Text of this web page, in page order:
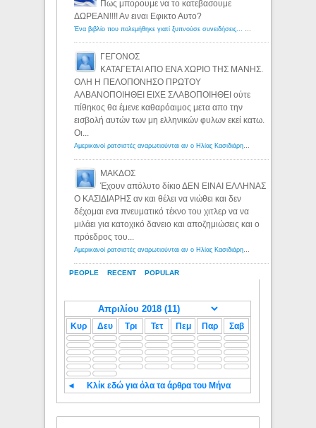
PEOPLE RECENT POPULAR
Πως μπορουμε να το κατεβασουμε
ΔΩΡΕΑΝ!!!! Αν ειναι Εφικτο Αυτο?
Ένα βιβλίο που πολεμήθηκε γιατί ξυπνούσε συνειδήσεις... - Λόγιος Ερμής | Η γνώση ξεκινάει με την αναζήτηση...
ΓΕΓΟΝΟΣ
ΚΑΤΑΓΕΤΑΙ ΑΠΟ ΕΝΑ ΧΩΡΙΟ ΤΗΣ ΜΑΝΗΣ.
ΟΛΗ Η ΠΕΛΟΠΟΝΗΣΟ ΠΡΩΤΟΥ
ΑΛΒΑΝΟΠΟΙΗΘΕΙ ΕΙΧΕ ΣΛΑΒΟΠΟΙΗΘΕΙ ούτε
πίθηκος θα έμενε καθαρόαιμος μετα απο την
εισβολή αυτών των μη ελληνικών φυλων εκεί κατω.
Οι...
Αμερικανοί ρατσιστές αναρωτιούνται αν ο Ηλίας Κασιδιάρης ανήκει στη λευκή φυλή... - Λόγιος Ερμής
ΜΑΚΔΟΣ
Έχουν απόλυτο δίκιο ΔΕΝ ΕΙΝΑΙ ΕΛΛΗΝΑΣ
Ο ΚΑΣΙΔΙΑΡΗΣ αν και θέλει να νιώθει και δεν
δέχομαι ενα πνευματικό τέκνο του χιτλερ να να
μιλάει για κατοχικό δανειο και αποζημιώσεις και ο
πρόεδρος του...
Αμερικανοί ρατσιστές αναρωτιούνται αν ο Ηλίας Κασιδιάρης ανήκει στη λευκή φυλή... - Λόγιος Ερμής
Κυρ Δευ Τρι Τετ Πεμ Παρ Σαβ
◄ Κλίκ εδώ για όλα τα άρθρα του Μήνα